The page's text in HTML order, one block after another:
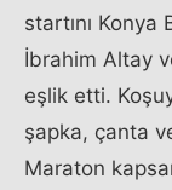
startını Konya
İbrahim Altay
eşlik etti.
şapka, çanta
Maraton